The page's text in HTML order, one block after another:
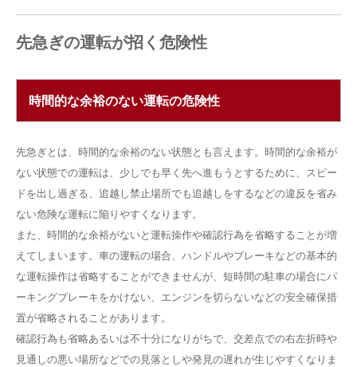
先急ぎの運転が招く危険性
時間的な余裕のない運転の危険性
先急ぎとは、時間的な余裕のない状態とも言えます。時間的な余裕が
ない状態での運転は、少しでも早く先へ進もうとするために、スピー
ドを出し過ぎる、追越し禁止場所でも追越しをするなどの違反を省み
ない危険な運転に陥りやすくなります。
また、時間的な余裕がないと運転操作や確認行為を省略することが増
えてしまいます。車の運転の場合、ハンドルやブレーキなどの基本的
な運転操作は省略することができませんが、短時間の駐車の場合にパ
ーキングブレーキをかけない、エンジンを切らないなどの安全確保措
置が省略されることがあります。
確認行為も省略あるいは不十分になりがちで、交差点での右左折時や
見通しの悪い場所などでの見落としや発見の遅れが生じやすくなりま